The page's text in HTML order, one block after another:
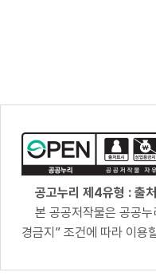
공고누리 제4유형 : 출
본 공공저작물은 공공
경금지” 조건에 따라 이용